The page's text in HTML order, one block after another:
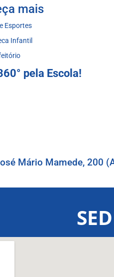
mais
Esportes
Infantil
pela Escola!
Mário Mamede, 200